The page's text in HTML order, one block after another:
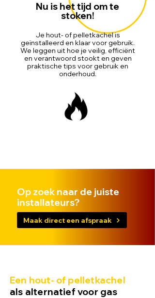
Nu is het tijd om te
stoken!
Je hout- of pelletkachel is
geïnstalleerd en klaar voor gebruik.
We leggen uit hoe je veilig, efficiënt
en verantwoord stookt en geven
praktische tips voor gebruik en
onderhoud.
Op zoek naar de juiste
installateurs?
Maak direct een afspraak
Een hout- of pelletkachel
als alternatief voor gas